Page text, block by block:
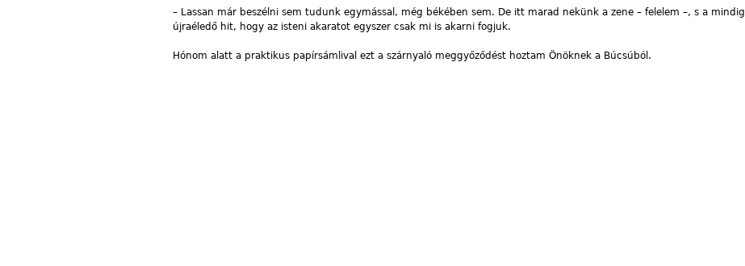
– Lassan már beszélni sem tudunk egymással, még békében sem. De itt marad nekünk a zene – felelem –, s a mindig
újraéledő hit, hogy az isteni akaratot egyszer csak mi is akarni fogjuk.
Hónom alatt a praktikus papírsámlival ezt a szárnyaló meggyőződést hoztam Önöknek a Búcsúból.